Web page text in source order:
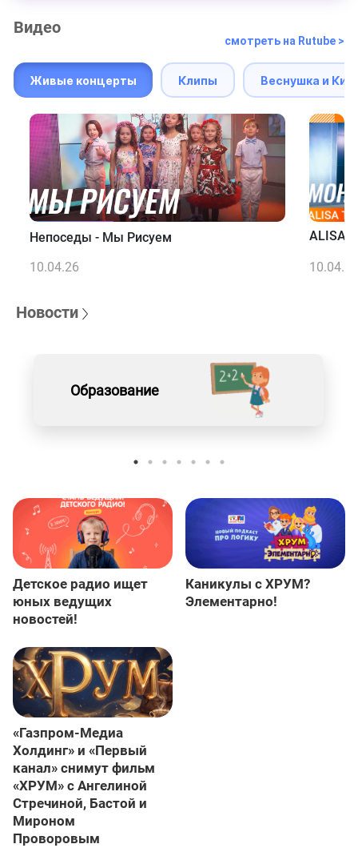
Видео
смотреть на Rutube >
Живые концерты Клипы Веснушка и
Непоседы - Мы Рисуем
10.04.26
ALISA
10.04.26
Новости
Образование
Детское радио ищет
юных ведущих
новостей!
Каникулы с ХРУМ?
Элементарно!
«Газпром-Медиа
Холдинг» и «Первый
канал» снимут фильм
«ХРУМ» с Ангелиной
Стречиной, Бастой и
Мироном
Проворовым